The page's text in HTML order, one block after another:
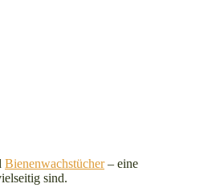
Bienenwachstücher– eine
sind.